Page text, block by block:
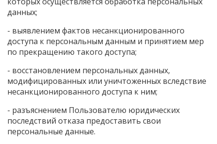
данных;
- выявлением фактов несанкционированного
доступа к персональным данным и принятием мер
по прекращению такого доступа;
- восстановлением персональных данных,
модифицированных или уничтоженных вследствие
несанкционированного доступа к ним;
- разъяснением Пользователю юридических
последствий отказа предоставить свои
персональные данные.